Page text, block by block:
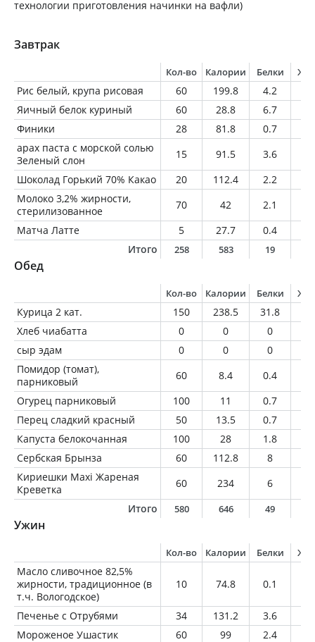
технологии приготовления начинки на вафли)
Завтрак
Кол-во Калории Белки
Рис белый, крупа рисовая 60 199.8 4.2
Яичный белок куриный
60 28.8 6.7
Финики
28 81.8 0.7
арах паста с морской солью
Зеленый слон
15 91.5 3.6
Шоколад Горький 70% Какао
20 112.4 2.2
Молоко 3,2% жирности,
стерилизованное
70 42 2.1
Матча Латте
5 27.7 0.4
Итого
258 583 19
Обед
Кол-во Калории Белки
Курица 2 кат. 150 238.5 31.8
Хлеб чиабатта
0 0 0
сыр эдам
0 0 0
Помидор (томат),
парниковый
60 8.4 0.4
Огурец парниковый
100 11 0.7
Перец сладкий красный
50 13.5 0.7
Капуста белокочанная
100 28 1.8
Сербская Брынза
60 112.8 8
Кириешки Maxi Жареная
Креветка
60 234 6
Итого
580 646 49
Ужин
Кол-во Калории Белки
Масло сливочное 82,5%
жирности, традиционное (в
т.ч. Вологодское)
10 74.8 0.1
Печенье с Отрубями 34 131.2 3.6
Мороженое Ушастик
60 99 2.4